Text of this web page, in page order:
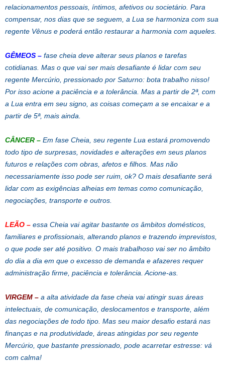
relacionamentos pessoais, íntimos, afetivos ou societário. Para
compensar, nos dias que se seguem, a Lua se harmoniza com sua
regente Vênus e poderá então restaurar a harmonia com aqueles.
GÊMEOS – fase cheia deve alterar seus planos e tarefas
cotidianas. Mas o que vai ser mais desafiante é lidar com seu
regente Mercúrio, pressionado por Saturno: bota trabalho nisso!
Por isso acione a paciência e a tolerância. Mas a partir de 2ª, com
a Lua entra em seu signo, as coisas começam a se encaixar e a
partir de 5ª, mais ainda.
CÂNCER – Em fase Cheia, seu regente Lua estará promovendo
todo tipo de surpresas, novidades e alterações em seus planos
futuros e relações com obras, afetos e filhos. Mas não
necessariamente isso pode ser ruim, ok? O mais desafiante será
lidar com as exigências alheias em temas como comunicação,
negociações, transporte e outros.
LEÃO – essa Cheia vai agitar bastante os âmbitos domésticos,
familiares e profissionais, alterando planos e trazendo imprevistos,
o que pode ser até positivo. O mais trabalhoso vai ser no âmbito
do dia a dia em que o excesso de demanda e afazeres requer
administração firme, paciência e tolerância. Acione-as.
VIRGEM – a alta atividade da fase cheia vai atingir suas áreas
intelectuais, de comunicação, deslocamentos e transporte, além
das negociações de todo tipo. Mas seu maior desafio estará nas
finanças e na produtividade, áreas atingidas por seu regente
Mercúrio, que bastante pressionado, pode acarretar estresse: vá
com calma!